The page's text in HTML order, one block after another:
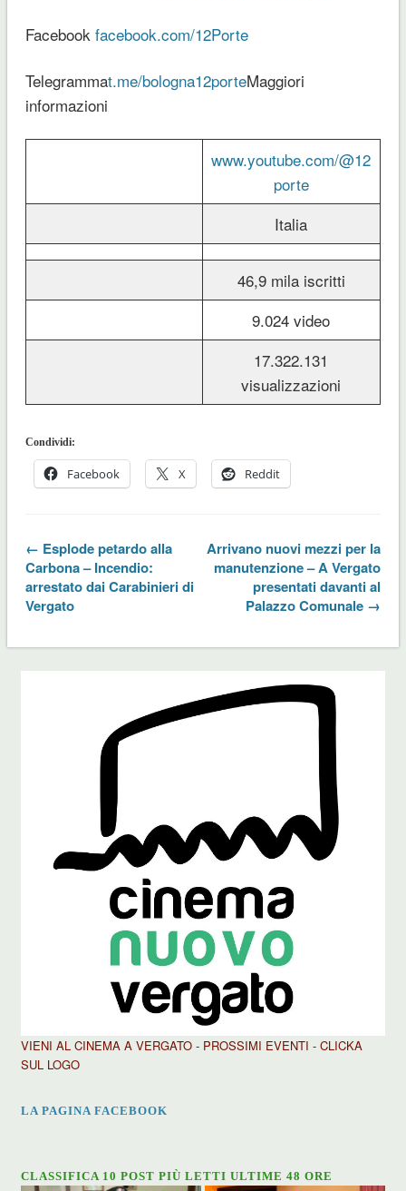
Facebook facebook.com/12Porte
Telegrammat.me/bologna12porteMaggiori
informazioni
www.youtube.com/@12
porte
Italia
46,9 mila iscritti
9.024 video
17.322.131
visualizzazioni
Condividi:
Facebook X Reddit
← Esplode petardo alla
Carbona – Incendio:
arrestato dai Carabinieri di
Vergato
Arrivano nuovi mezzi per la
manutenzione – A Vergato
presentati davanti al
Palazzo Comunale →
VIENI AL CINEMA A VERGATO - PROSSIMI EVENTI - CLICKA
SUL LOGO
LA PAGINA FACEBOOK
CLASSIFICA 10 POST PIÙ LETTI ULTIME 48 ORE